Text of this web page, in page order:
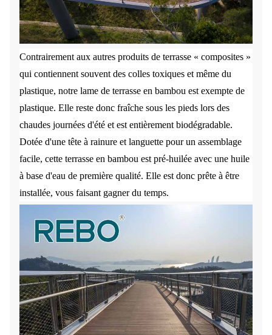
Contrairement aux autres produits de terrasse « composites »
qui contiennent souvent des colles toxiques et même du
plastique, notre lame de terrasse en bambou est exempte de
plastique. Elle reste donc fraîche sous les pieds lors des
chaudes journées d'été et est entièrement biodégradable.
Dotée d'une tête à rainure et languette pour un assemblage
facile, cette terrasse en bambou est pré-huilée avec une huile
à base d'eau de première qualité. Elle est donc prête à être
installée, vous faisant gagner du temps.